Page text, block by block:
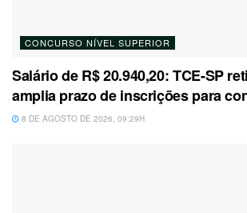
CONCURSO NÍVEL SUPERIOR
Salário de R$ 20.940,20: TCE-SP
amplia prazo de inscrições para
8 DE AGOSTO DE 2026, 09:29H